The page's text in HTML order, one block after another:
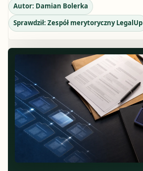
Autor: Damian Bolerka
Sprawdził: Zespół merytoryczny LegalUp